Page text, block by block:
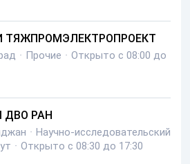
ТЯЖПРОМЭЛЕКТРОПРОЕКТ
· Прочие · Открыто с 08:00 до
ДВО РАН
· Научно-исследовательский
· Открыто с 08:30 до 17:30